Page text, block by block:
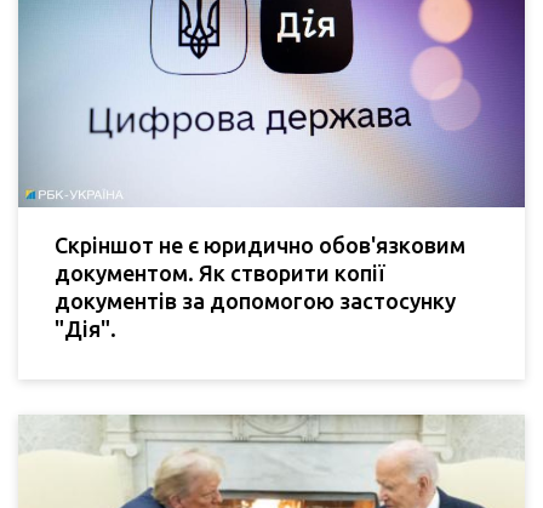
Скріншот не є юридично обов'язковим
документом. Як створити копії
документів за допомогою застосунку
"Дія".